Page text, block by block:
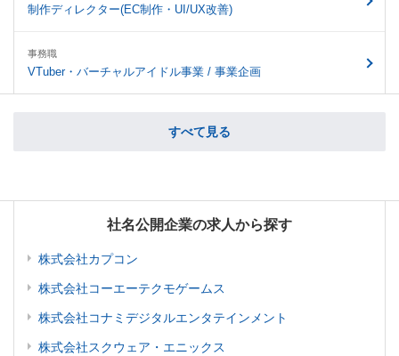
制作ディレクター(EC制作・UI/UX改善)
事務職
VTuber・バーチャルアイドル事業 / 事業企画
すべて見る
社名公開企業の求人から探す
株式会社カプコン
株式会社コーエーテクモゲームス
株式会社コナミデジタルエンタテインメント
株式会社スクウェア・エニックス